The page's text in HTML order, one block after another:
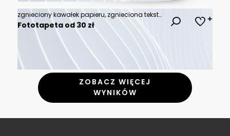
zgnieciony kawałek papieru, zgnieciona tekstura papieru, złożony, złożona geometria, zgnieciona gazeta jako tekstura, zagięcia, dynamiczne zagięcia, wyodrębnione z tła
Fototapeta od 30 zł
ZOBACZ WIĘCEJ
WYNIKÓW